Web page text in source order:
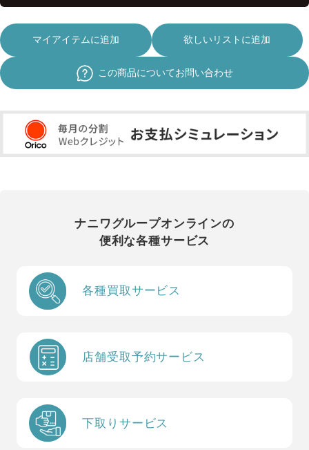
マイアイテムに追加 欲しいリストに追加
この商品についてお問い合わせ
ナニワグループオンラインの
便利な各種サービス
各種買取サービス
店舗受取予約サービス
下取りサービス